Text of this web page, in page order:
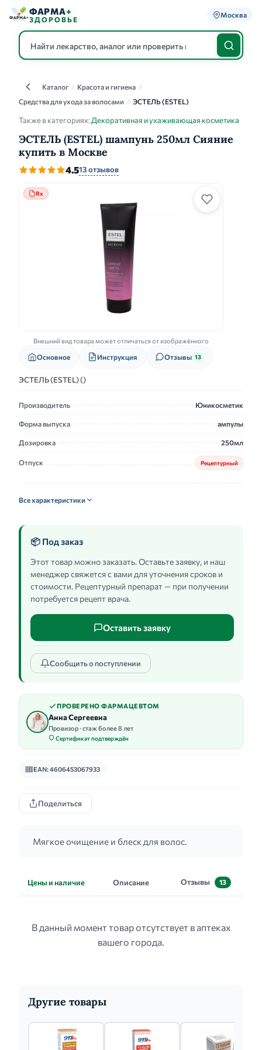
ФАРМА+
ЗДОРОВЬЕ
Москва
КаталогКаталог / Красота и гигиена /
Средства для ухода за волосами / ЭСТЕЛЬ (ESTEL)
Также в категориях:Декоративная и ухаживающая косметика
ЭСТЕЛЬ (ESTEL) шампунь 250мл Сияние
купить в Москве
4.513 отзывов
Rx
Внешний вид товара может отличаться от изображённого
Основное Инструкция Отзывы 13
ЭСТЕЛЬ (ESTEL) ()
Производитель Юникосметик
Форма выпуска ампулы
Дозировка 250мл
Отпуск Рецептурный
Все характеристики
📦 Под заказ
Этот товар можно заказать. Оставьте заявку, и наш
менеджер свяжется с вами для уточнения сроков и
стоимости. Рецептурный препарат — при получении
потребуется рецепт врача.
Оставить заявку
Сообщить о поступлении
ПРОВЕРЕНО ФАРМАЦЕВТОМ
Анна Сергеевна
Провизор · стаж более 8 лет
Сертификат подтверждён
EAN: 4606453067933
Поделиться
Мягкое очищение и блеск для волос.
Цены и наличие Описание Отзывы 13
В данный момент товар отсутствует в аптеках
вашего города.
Другие товары